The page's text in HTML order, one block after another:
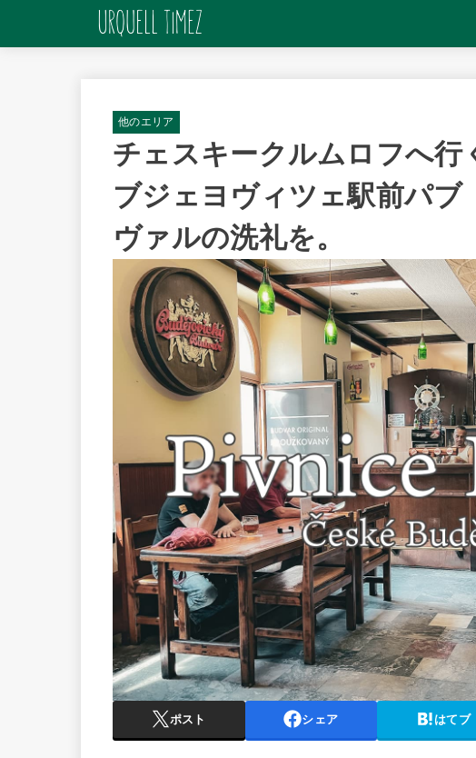
他のエリア
チェスキークルムロフへ行
ブジェヨヴィツェ駅前パブ
ヴァルの洗礼を。
ポスト シェア はてブ